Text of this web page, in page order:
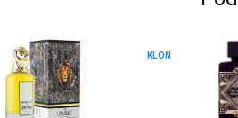
KLON